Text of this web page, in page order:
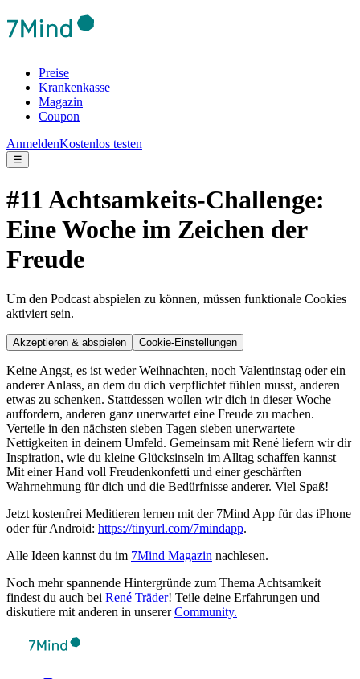
Preise
Krankenkasse
Magazin
Coupon
AnmeldenKostenlos testen
☰
#11 Achtsamkeits-Challenge:
Eine Woche im Zeichen der
Freude
Um den Podcast abspielen zu können, müssen funktionale Cookies
aktiviert sein.
Akzeptieren & abspielen Cookie-Einstellungen
Keine Angst, es ist weder Weihnachten, noch Valentinstag oder ein
anderer Anlass, an dem du dich verpflichtet fühlen musst, anderen
etwas zu schenken. Stattdessen wollen wir dich in dieser Woche
auffordern, anderen ganz unerwartet eine Freude zu machen.
Verteile in den nächsten sieben Tagen sieben unerwartete
Nettigkeiten in deinem Umfeld. Gemeinsam mit René liefern wir dir
Inspiration, wie du kleine Glücksinseln im Alltag schaffen kannst –
Mit einer Hand voll Freudenkonfetti und einer geschärften
Wahrnehmung für dich und die Bedürfnisse anderer. Viel Spaß!
Jetzt kostenfrei Meditieren lernen mit der 7Mind App für das iPhone
oder für Android: https://tinyurl.com/7mindapp.
Alle Ideen kannst du im 7Mind Magazin nachlesen.
Noch mehr spannende Hintergründe zum Thema Achtsamkeit
findest du auch bei René Träder! Teile deine Erfahrungen und
diskutiere mit anderen in unsererCommunity.